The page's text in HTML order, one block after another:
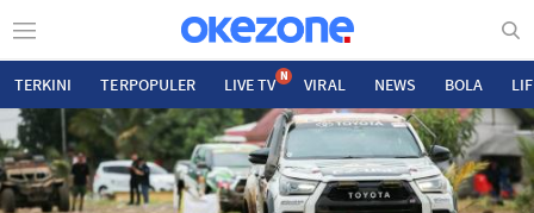
TERKINI TERPOPULER LIVE TV N VIRAL NEWS BOLA